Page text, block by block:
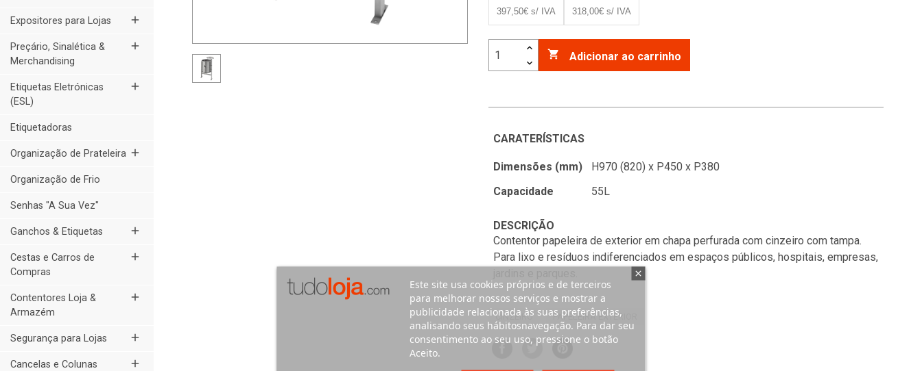
Expositores para Lojas add
Preçário, Sinalética &
Merchandising
add
Etiquetas Eletrónicas
(ESL)
add
Etiquetadoras
Organização de Prateleira add
Organização de Frio
Senhas "A Sua Vez"
Ganchos & Etiquetas add
Cestas e Carros de
Compras
add
Contentores Loja &
Armazém
add
Segurança para Lojas add
Cancelas e Colunas add
397,50€ s/ IVA 318,00€ s/ IVA
 Adicionar ao carrinho
CARATERÍSTICAS
Dimensões (mm)
H970 (820) x P450 x P380
Capacidade
55L
DESCRIÇÃO
Contentor papeleira de exterior em chapa perfurada com cinzeiro com tampa.
Para lixo e resíduos indiferenciados em espaços públicos, hospitais, empresas,
CINZEIRO PAPELEIRA EXTERIOR
Este site usa cookies próprios e de terceiros
para melhorar nossos serviços e mostrar a
publicidade relacionada às suas preferências,
analisando seus hábitosnavegação. Para dar seu
consentimento ao seu uso, pressione o botão
Aceito.